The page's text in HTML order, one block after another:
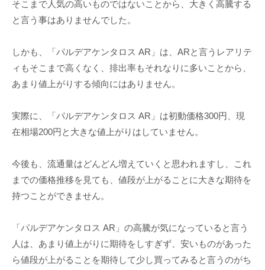
そこまで人気の高いものではないことから、大きく高騰する
と言う事はありませんでした。
しかも、「パルデアケンタロス AR」は、ARと言うレアリテ
ィもそこまで高くなく、排出率もそれなりに多いことから、
あまり値上がりする傾向にはありません。
実際に、「パルデアケンタロス AR」は初動価格300円、現
在相場200円と大きな値上がりはしていません。
今後も、流通量はどんどん増えていくと思われますし、これ
までの価格推移を見ても、値段が上がることに大きな期待を
持つことができません。
「パルデアケンタロス AR」の高騰が気になっていると言う
人は、あまり値上がりに期待をしすぎず、安いものがあった
ら値段が上がることを期待して少し買ってみると言うのがち